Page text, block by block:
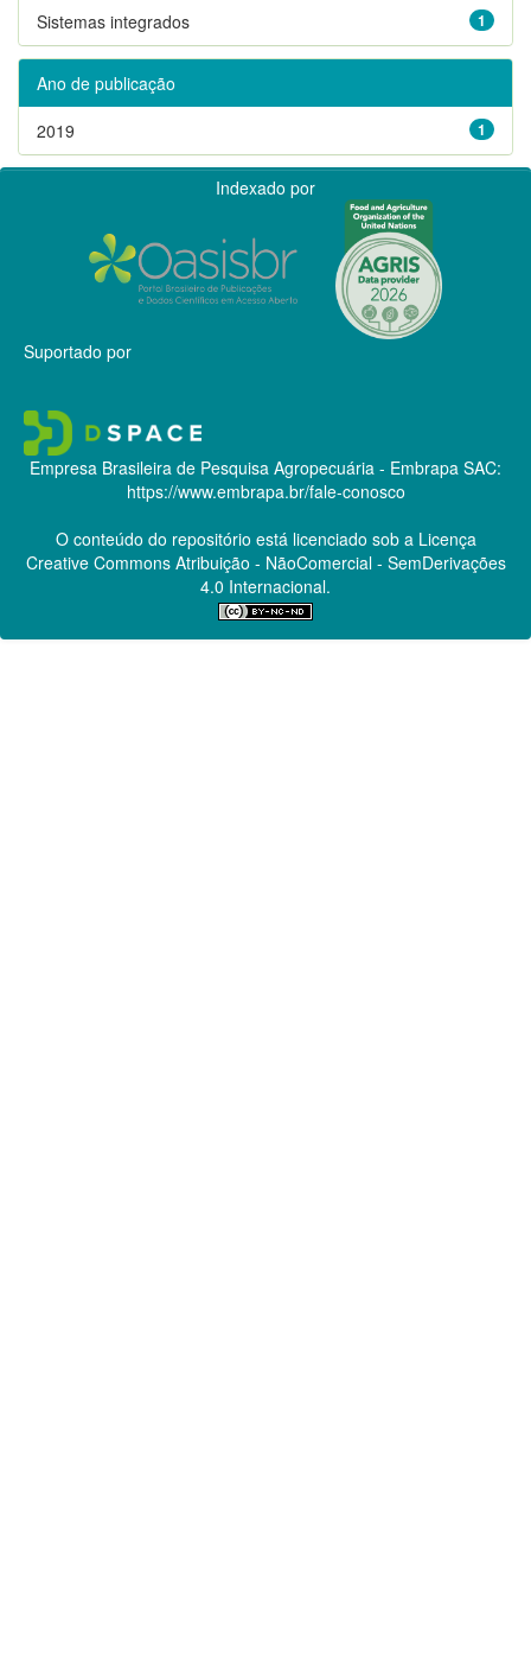
1
Sistemas integrados
Ano de publicação
1
2019
Indexado por
Suportado por
Empresa Brasileira de Pesquisa Agropecuária - Embrapa SAC:
https://www.embrapa.br/fale-conosco
O conteúdo do repositório está licenciado sob a Licença
Creative CommonsAtribuição - NãoComercial - SemDerivações
4.0 Internacional.